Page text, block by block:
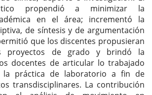
propendió a minimizar la
en el área; incrementó la
de síntesis y de argumentación
que los discentes propusieran
proyectos de grado y brindó la
docentes de articular lo trabajado
práctica de laboratorio a fin de
transdisciplinares. La contribución